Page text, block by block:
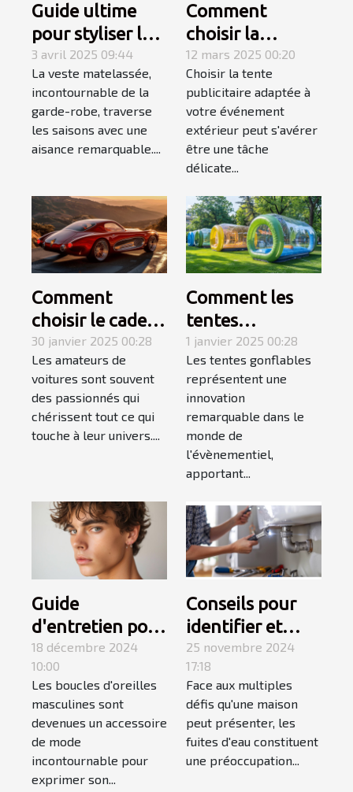
Guide ultime
pour styliser les
vestes
matelassées en
toutes saisons
3 avril 2025 09:44
La veste matelassée,
incontournable de la
garde-robe, traverse
les saisons avec une
aisance remarquable....
Comment
choisir la
meilleure tente
publicitaire pour
votre
événement
extérieur
12 mars 2025 00:20
Choisir la tente
publicitaire adaptée à
votre événement
extérieur peut s'avérer
être une tâche
délicate...
Comment
choisir le cadeau
automobile
parfait pour les
passionnés de
voitures
30 janvier 2025 00:28
Les amateurs de
voitures sont souvent
des passionnés qui
chérissent tout ce qui
touche à leur univers....
Comment les
tentes
gonflables
transforment
l'impact visuel
des évènements
1 janvier 2025 00:28
Les tentes gonflables
représentent une
innovation
remarquable dans le
monde de
l'évènementiel,
apportant...
Guide
d'entretien pour
boucles
d'oreilles
masculines
18 décembre 2024
10:00
Les boucles d'oreilles
masculines sont
devenues un accessoire
de mode
incontournable pour
exprimer son...
Conseils pour
identifier et
réparer les
fuites d'eau
chez soi
25 novembre 2024
17:18
Face aux multiples
défis qu'une maison
peut présenter, les
fuites d'eau constituent
une préoccupation...